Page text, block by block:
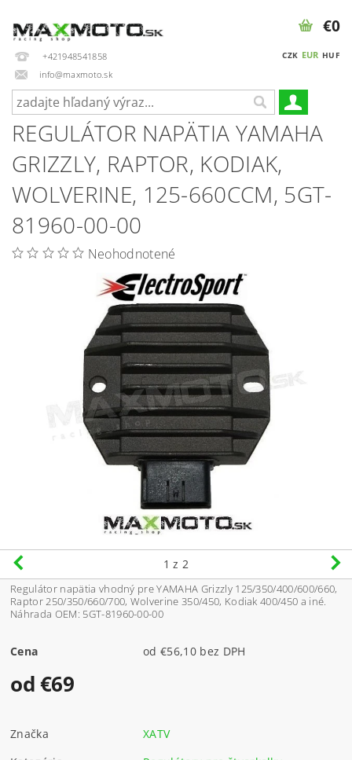
+421948541858
info@maxmoto.sk
CZK EUR HUF
€0
REGULÁTOR NAPÄTIA YAMAHA
GRIZZLY, RAPTOR, KODIAK,
WOLVERINE, 125-660CCM, 5GT-
81960-00-00
Neohodnotené
1 z 2
Regulátor napätia vhodný pre YAMAHA Grizzly 125/350/400/600/660,
Raptor 250/350/660/700, Wolverine 350/450, Kodiak 400/450 a iné.
Náhrada OEM: 5GT-81960-00-00
Cena od €56,10 bez DPH
od €69
Značka
XATV